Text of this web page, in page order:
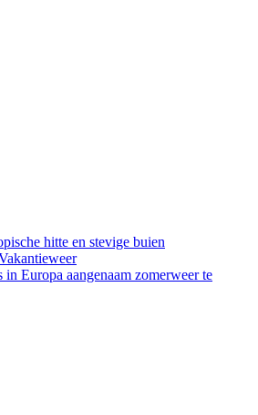
hitte en stevige buien
in Europa aangenaam zomerweer te